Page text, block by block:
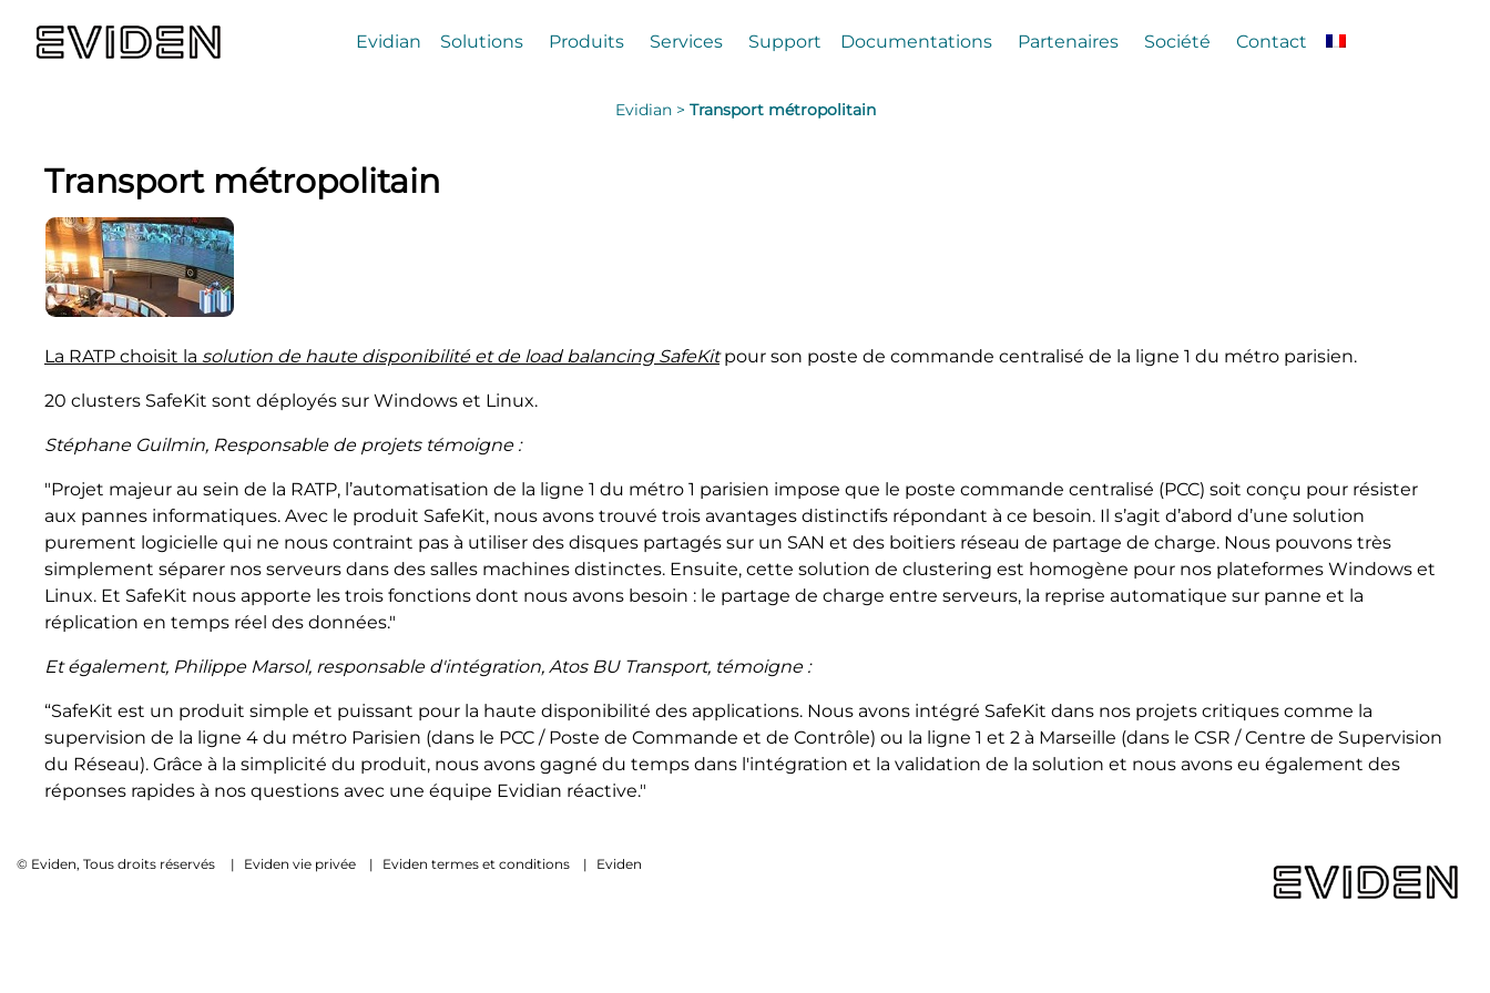
Evidian Solutions Produits Services Support Documentations Partenaires Société Contact
Evidian > Transport métropolitain
Transport métropolitain
La RATP choisit la solution de haute disponibilité et de load balancing SafeKitpour son poste de commande centralisé de la ligne 1 du métro parisien.
20 clusters SafeKit sont déployés sur Windows et Linux.
Stéphane Guilmin, Responsable de projets témoigne :
"Projet majeur au sein de la RATP, l’automatisation de la ligne 1 du métro 1 parisien impose que le poste commande centralisé (PCC) soit conçu pour résister
aux pannes informatiques. Avec le produit SafeKit, nous avons trouvé trois avantages distinctifs répondant à ce besoin. Il s’agit d’abord d’une solution
purement logicielle qui ne nous contraint pas à utiliser des disques partagés sur un SAN et des boitiers réseau de partage de charge. Nous pouvons très
simplement séparer nos serveurs dans des salles machines distinctes. Ensuite, cette solution de clustering est homogène pour nos plateformes Windows et
Linux. Et SafeKit nous apporte les trois fonctions dont nous avons besoin : le partage de charge entre serveurs, la reprise automatique sur panne et la
réplication en temps réel des données."
Et également, Philippe Marsol, responsable d'intégration, Atos BU Transport, témoigne :
“SafeKit est un produit simple et puissant pour la haute disponibilité des applications. Nous avons intégré SafeKit dans nos projets critiques comme la
supervision de la ligne 4 du métro Parisien (dans le PCC / Poste de Commande et de Contrôle) ou la ligne 1 et 2 à Marseille (dans le CSR / Centre de Supervision
du Réseau). Grâce à la simplicité du produit, nous avons gagné du temps dans l'intégration et la validation de la solution et nous avons eu également des
réponses rapides à nos questions avec une équipe Evidian réactive."
© Eviden, Tous droits réservés | Eviden vie privée | Eviden termes et conditions | Eviden